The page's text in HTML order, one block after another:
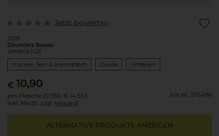
Jetzt bewerten
2019
Olumbra Rosso
Umbria IGP
trocken, fein & aromatisch
Cuvée Umbrien
€ 10,90
pro Flasche (0.75l), € 14,53/L
inkl. MwSt. zzgl. Versand
Art.Nr. 575496
ALTERNATIVE PRODUKTE ANZEIGEN